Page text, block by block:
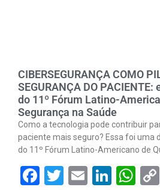
CIBERSEGURANÇA COMO
SEGURANÇA DO
do 11º Fórum Latino-
Segurança na Saúde
Como a tecnologia pode contribuir
paciente mais seguro? Essa foi uma
do 11º Fórum Latino-Americano de
Facebook
Twitter
Email